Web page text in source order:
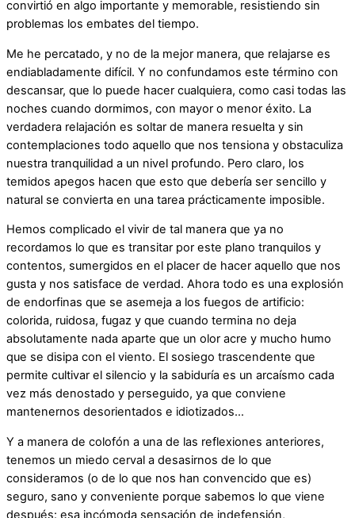
convirtió en algo importante y memorable, resistiendo sin
problemas los embates del tiempo.
Me he percatado, y no de la mejor manera, que relajarse es
endiabladamente difícil. Y no confundamos este término con
descansar, que lo puede hacer cualquiera, como casi todas las
noches cuando dormimos, con mayor o menor éxito. La
verdadera relajación es soltar de manera resuelta y sin
contemplaciones todo aquello que nos tensiona y obstaculiza
nuestra tranquilidad a un nivel profundo. Pero claro, los
temidos apegos hacen que esto que debería ser sencillo y
natural se convierta en una tarea prácticamente imposible.
Hemos complicado el vivir de tal manera que ya no
recordamos lo que es transitar por este plano tranquilos y
contentos, sumergidos en el placer de hacer aquello que nos
gusta y nos satisface de verdad. Ahora todo es una explosión
de endorfinas que se asemeja a los fuegos de artificio:
colorida, ruidosa, fugaz y que cuando termina no deja
absolutamente nada aparte que un olor acre y mucho humo
que se disipa con el viento. El sosiego trascendente que
permite cultivar el silencio y la sabiduría es un arcaísmo cada
vez más denostado y perseguido, ya que conviene
mantenernos desorientados e idiotizados…
Y a manera de colofón a una de las reflexiones anteriores,
tenemos un miedo cerval a desasirnos de lo que
consideramos (o de lo que nos han convencido que es)
seguro, sano y conveniente porque sabemos lo que viene
después: esa incómoda sensación de indefensión,